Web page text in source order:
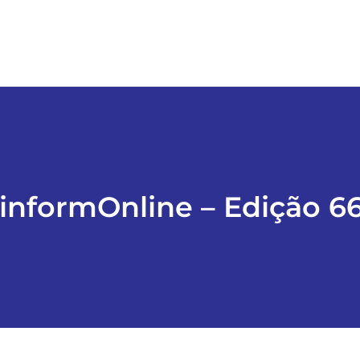
– Edição